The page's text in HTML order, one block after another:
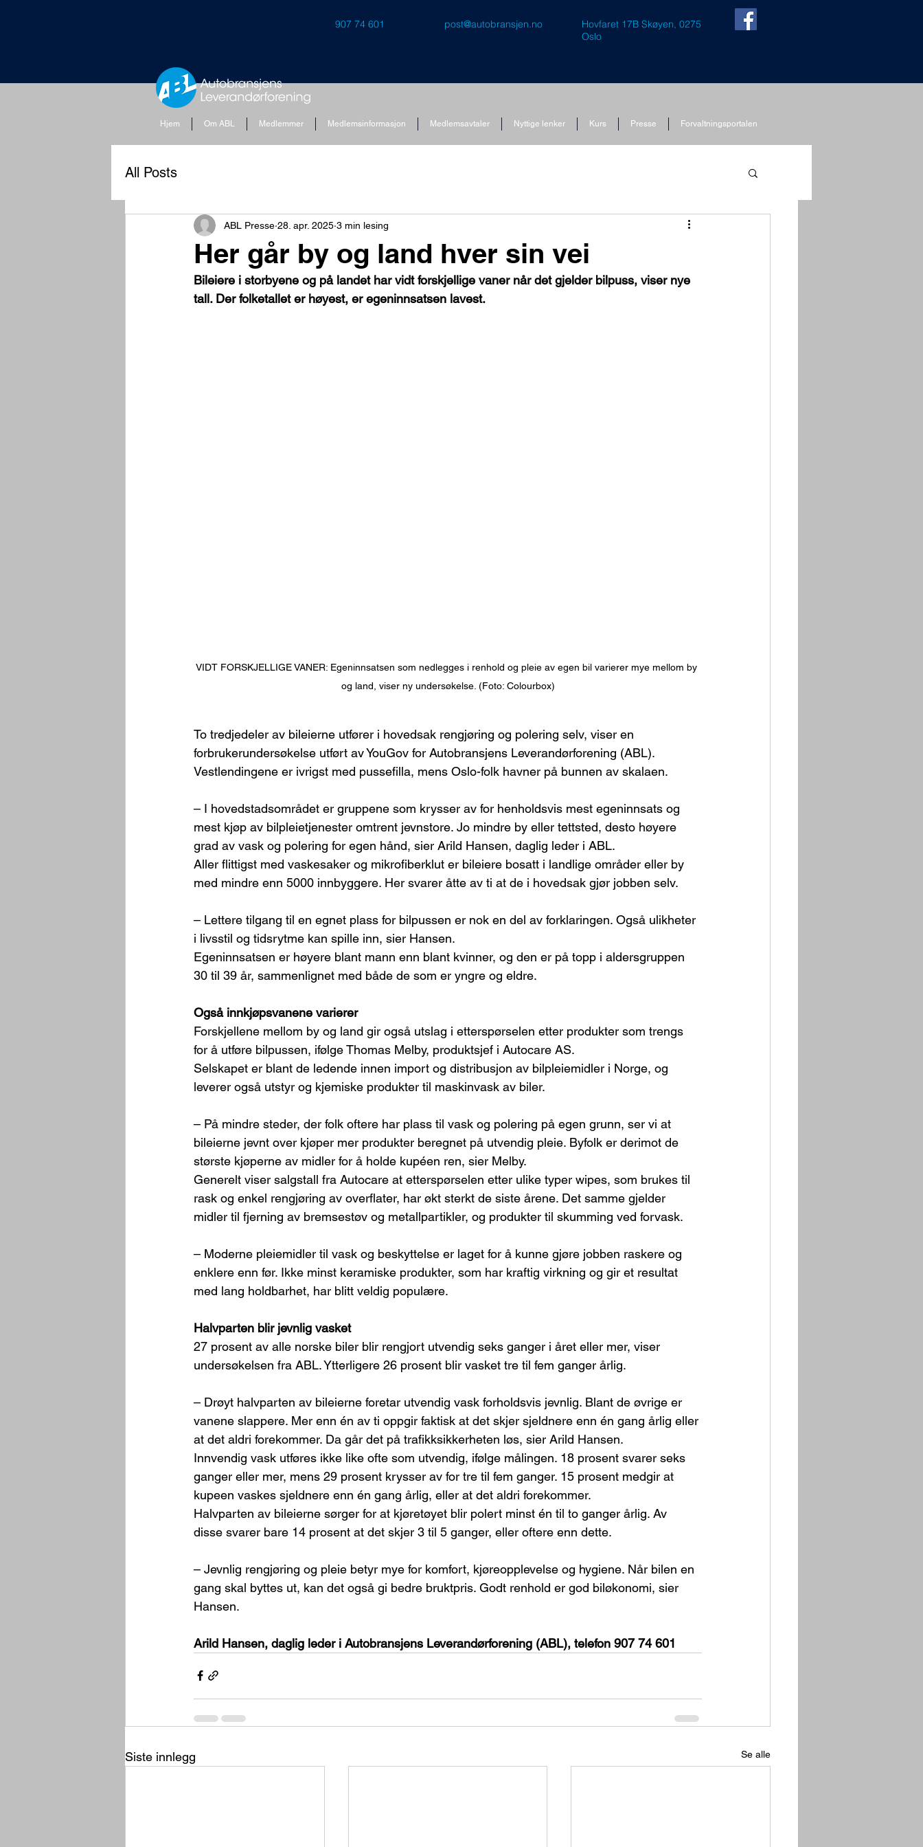
907 74 601 post@autobransjen.no
Hovfaret 17B Skøyen, 0275
Oslo
Hjem Om ABL Medlemmer Medlemsinformasjon Medlemsavtaler Nyttige lenker Kurs Presse Forvaltningsportalen
All Posts
Her går by og land hver sin vei
ABL Presse 28. apr. 2025 3 min lesing
Bileiere i storbyene og på landet har vidt forskjellige vaner når det gjelder bilpuss, viser nye
tall. Der folketallet er høyest, er egeninnsatsen lavest.
VIDT FORSKJELLIGE VANER: Egeninnsatsen som nedlegges i renhold og pleie av egen bil varierer mye mellom by
og land, viser ny undersøkelse. (Foto: Colourbox)
To tredjedeler av bileierne utfører i hovedsak rengjøring og polering selv, viser en
forbrukerundersøkelse utført av YouGov for Autobransjens Leverandørforening (ABL).
Vestlendingene er ivrigst med pussefilla, mens Oslo-folk havner på bunnen av skalaen.
– I hovedstadsområdet er gruppene som krysser av for henholdsvis mest egeninnsats og
mest kjøp av bilpleietjenester omtrent jevnstore. Jo mindre by eller tettsted, desto høyere
grad av vask og polering for egen hånd, sier Arild Hansen, daglig leder i ABL.
Aller flittigst med vaskesaker og mikrofiberklut er bileiere bosatt i landlige områder eller by
med mindre enn 5000 innbyggere. Her svarer åtte av ti at de i hovedsak gjør jobben selv.
– Lettere tilgang til en egnet plass for bilpussen er nok en del av forklaringen. Også ulikheter
i livsstil og tidsrytme kan spille inn, sier Hansen.
Egeninnsatsen er høyere blant mann enn blant kvinner, og den er på topp i aldersgruppen
30 til 39 år, sammenlignet med både de som er yngre og eldre.
Også innkjøpsvanene varierer
Forskjellene mellom by og land gir også utslag i etterspørselen etter produkter som trengs
for å utføre bilpussen, ifølge Thomas Melby, produktsjef i Autocare AS.
Selskapet er blant de ledende innen import og distribusjon av bilpleiemidler i Norge, og
leverer også utstyr og kjemiske produkter til maskinvask av biler.
– På mindre steder, der folk oftere har plass til vask og polering på egen grunn, ser vi at
bileierne jevnt over kjøper mer produkter beregnet på utvendig pleie. Byfolk er derimot de
største kjøperne av midler for å holde kupéen ren, sier Melby.
Generelt viser salgstall fra Autocare at etterspørselen etter ulike typer wipes, som brukes til
rask og enkel rengjøring av overflater, har økt sterkt de siste årene. Det samme gjelder
midler til fjerning av bremsestøv og metallpartikler, og produkter til skumming ved forvask.
– Moderne pleiemidler til vask og beskyttelse er laget for å kunne gjøre jobben raskere og
enklere enn før. Ikke minst keramiske produkter, som har kraftig virkning og gir et resultat
med lang holdbarhet, har blitt veldig populære.
Halvparten blir jevnlig vasket
27 prosent av alle norske biler blir rengjort utvendig seks ganger i året eller mer, viser
undersøkelsen fra ABL. Ytterligere 26 prosent blir vasket tre til fem ganger årlig.
– Drøyt halvparten av bileierne foretar utvendig vask forholdsvis jevnlig. Blant de øvrige er
vanene slappere. Mer enn én av ti oppgir faktisk at det skjer sjeldnere enn én gang årlig eller
at det aldri forekommer. Da går det på trafikksikkerheten løs, sier Arild Hansen.
Innvendig vask utføres ikke like ofte som utvendig, ifølge målingen. 18 prosent svarer seks
ganger eller mer, mens 29 prosent krysser av for tre til fem ganger. 15 prosent medgir at
kupeen vaskes sjeldnere enn én gang årlig, eller at det aldri forekommer.
Halvparten av bileierne sørger for at kjøretøyet blir polert minst én til to ganger årlig. Av
disse svarer bare 14 prosent at det skjer 3 til 5 ganger, eller oftere enn dette.
– Jevnlig rengjøring og pleie betyr mye for komfort, kjøreopplevelse og hygiene. Når bilen en
gang skal byttes ut, kan det også gi bedre bruktpris. Godt renhold er god biløkonomi, sier
Hansen.
Arild Hansen, daglig leder i Autobransjens Leverandørforening (ABL), telefon 907 74 601
Siste innlegg Se alle